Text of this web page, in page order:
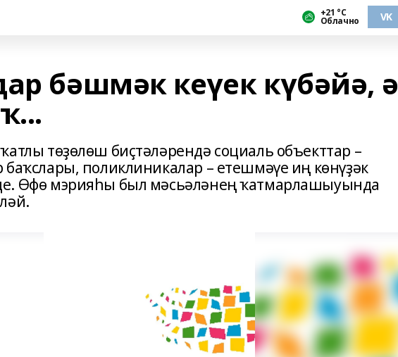
+21 °С
Облачно VK
бәшмәк кеүек күбәйә, ә
төҙөлөш биҫтәләрендә социаль объекттар –
баҡслары, поликлиникалар – етешмәүе иң көнүҙәк
Өфө мэрияһы был мәсьәләнең ҡатмарлашыуында